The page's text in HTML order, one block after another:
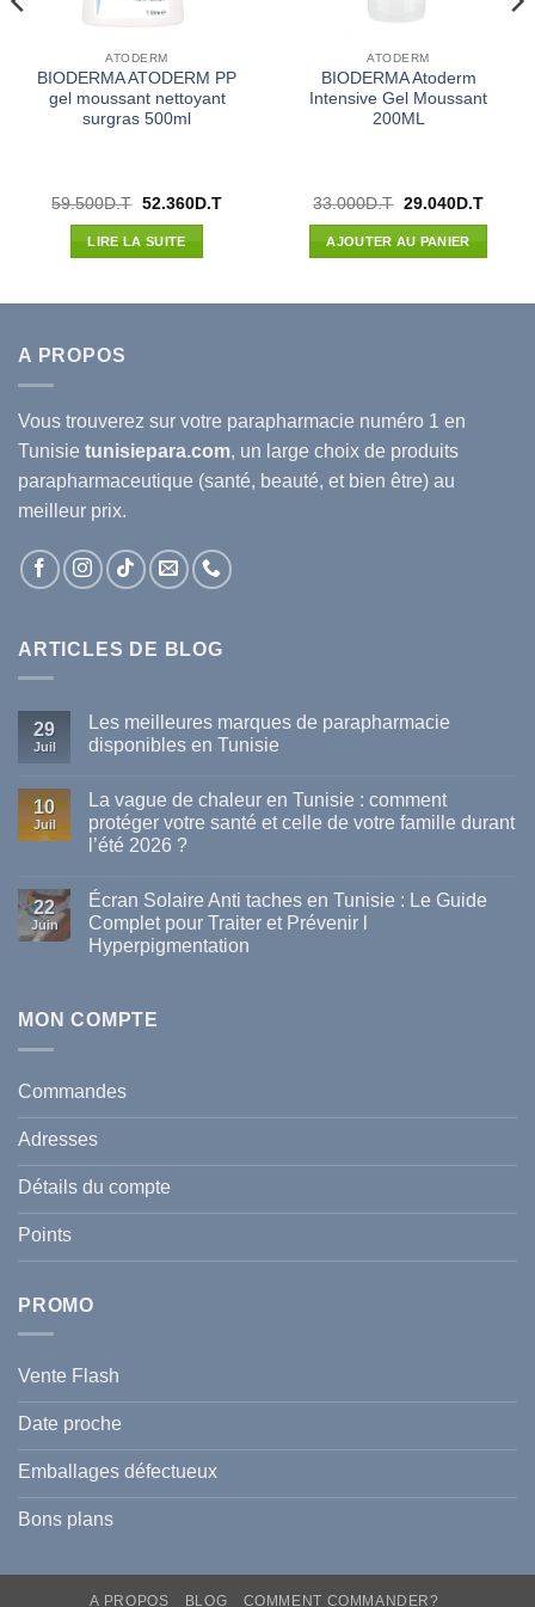
ATODERM
BIODERMA ATODERM PP
gel moussant nettoyant
surgras 500ml
59.500D.T Le
initial
était :
59.500D.T.
52.360D.TLe
LIRE LA SUITE
ATODERM
BIODERMA Atoderm
Intensive Gel Moussant
200ML
33.000D.T Le
initial
était :
33.000D.T.
29.040D.TLe
AJOUTER AU PANIER
A PROPOS
Vous trouverez sur votre parapharmacie numéro 1 en
Tunisie tunisiepara.com, un large choix de produits
parapharmaceutique (santé, beauté, et bien être) au
meilleur prix.
ARTICLES DE BLOG
29
Juil
Les meilleures marques de parapharmacie
disponibles en Tunisie
sur
meilleures
marques
disponibles
en
Tunisie
10
Juil
La vague de chaleur en Tunisie : comment
protéger votre santé et celle de votre famille durant
l’été 2026 ?
sur
La
vague
de
comment
et
celle
de
votre
famille
durant
l’été
2026
?
22
Juin
Écran Solaire Anti taches en Tunisie : Le Guide
Complet pour Traiter et Prévenir l
Hyperpigmentation
Écran
Solaire
Tunisie
Guide
pour
Traiter
Prévenir
MON COMPTE
Commandes
Adresses
Détails du compte
Points
PROMO
Vente Flash
Date proche
Emballages défectueux
Bons plans
A PROPOS BLOG COMMENT COMMANDER?